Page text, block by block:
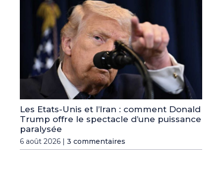
Les Etats-Unis et l’Iran : comment Donald
Trump offre le spectacle d’une puissance
paralysée
6 août 2026 | 3 commentaires